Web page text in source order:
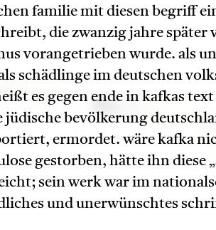
familie mit diesen begriff
die zwanzig jahre später
vorangetrieben wurde. als
schädlinge im deutschen
es gegen ende in kafkas
jüdische bevölkerung
ermordet. wäre kafka
gestorben, hätte ihn diese
sein werk war im
und unerwünschtes